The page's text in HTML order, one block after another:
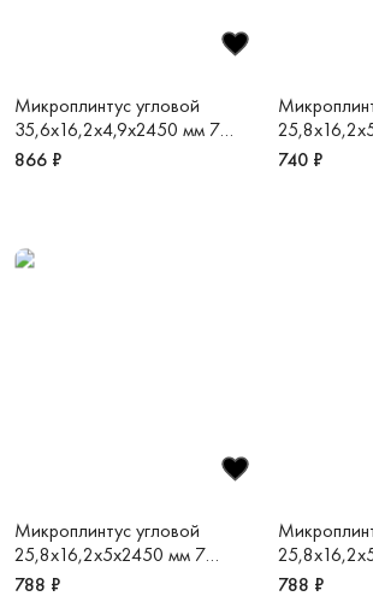
Микроплинтус угловой
35,6х16,2х4,9х2450 мм 7
зажимов в комплекте светлый
866 ₽
зажимов в
740 ₽
Микроплинтус угловой
25,8х16,2х5х2450 мм 7
зажимов в комплекте черный
788 ₽
зажимов в
788 ₽